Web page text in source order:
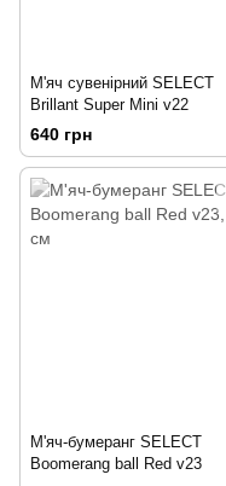
М'яч сувенірний SELECT
Brillant Super Mini v22
640 грн
М'яч-бумеранг SELECT
Boomerang ball Red v23